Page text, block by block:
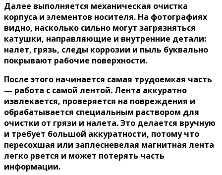
Далее выполняется механическая очистка
корпуса и элементов носителя. На фотографиях
видно, насколько сильно могут загрязняться
катушки, направляющие и внутренние детали:
налет, грязь, следы коррозии и пыль буквально
покрывают рабочие поверхности.
После этого начинается самая трудоемкая часть
— работа с самой лентой. Лента аккуратно
извлекается, проверяется на повреждения и
обрабатывается специальным раствором для
очистки от грязи и налета. Это делается вручную
и требует большой аккуратности, потому что
пересохшая или заплесневелая магнитная лента
легко рвется и может потерять часть
информации.